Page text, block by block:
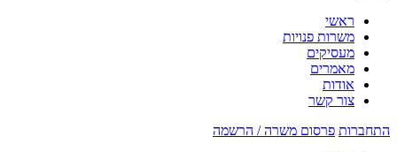
ראשי
משרות פנויות
מעסיקים
מאמרים
אודות
צור קשר
התחברות פרסום משרה / הרשמה